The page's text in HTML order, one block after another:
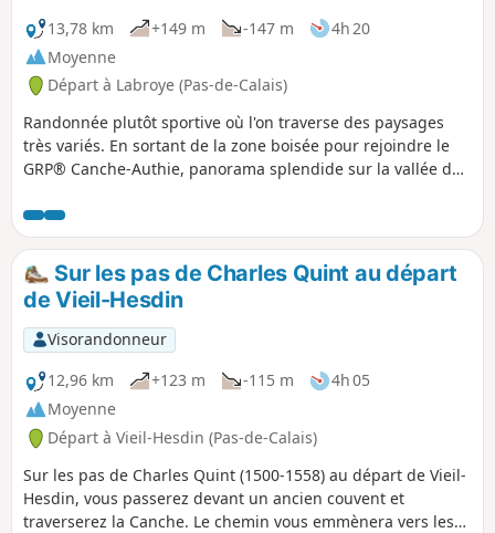
13,78 km
+149 m -147 m
4h 20
Moyenne
Départ à Labroye (Pas-de-Calais)
Randonnée plutôt sportive où l'on traverse des paysages
très variés. En sortant de la zone boisée pour rejoindre le
GRP® Canche-Authie, panorama splendide sur la vallée de
Sur les pas de Charles Quint au départ
de Vieil-Hesdin
Visorandonneur
12,96 km
+123 m -115 m
4h 05
Moyenne
Départ à Vieil-Hesdin (Pas-de-Calais)
Sur les pas de Charles Quint (1500-1558) au départ de Vieil-
Hesdin, vous passerez devant un ancien couvent et
traverserez la Canche. Le chemin vous emmènera vers les